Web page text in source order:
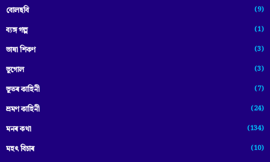
বোলছবি (9)
ব্যঙ্গ গল্প (1)
ভাষা শিকণ (3)
ভূগোল (3)
ভূতৰ কাহিনী (7)
ভ্ৰমণ কাহিনী (24)
মনৰ কথা (134)
মহৎ বিচাৰ (10)